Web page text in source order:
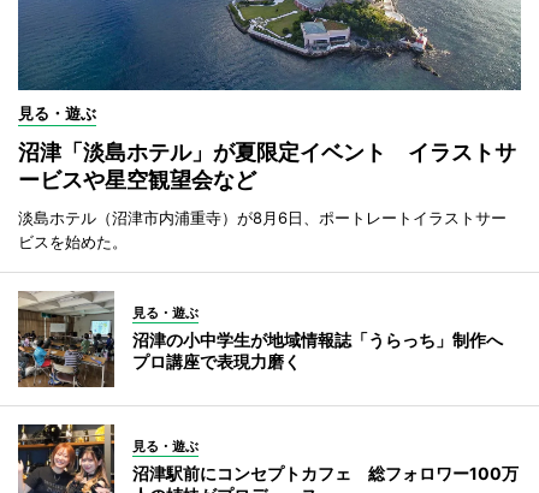
見る・遊ぶ
沼津「淡島ホテル」が夏限定イベント イラストサ
ービスや星空観望会など
淡島ホテル（沼津市内浦重寺）が8月6日、ポートレートイラストサー
ビスを始めた。
見る・遊ぶ
沼津の小中学生が地域情報誌「うらっち」制作へ
プロ講座で表現力磨く
見る・遊ぶ
沼津駅前にコンセプトカフェ 総フォロワー100万